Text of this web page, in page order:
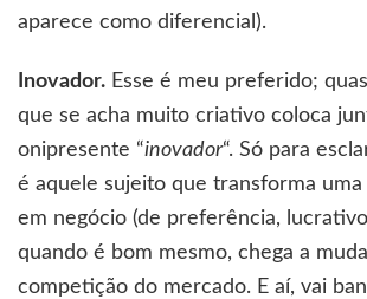
aparece como diferencial).
Inovador. Esse é meu preferido;
que se acha muito criativo coloca
onipresente “inovador“. Só para
é aquele sujeito que transforma uma
em negócio (de preferência,
quando é bom mesmo, chega a
competição do mercado. E aí, vai